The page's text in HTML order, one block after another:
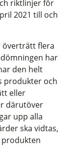
riktlinjer för
2021 till och
överträtt flera
har
den helt
produkter och
eller
därutöver
upp alla
ska vidtas,